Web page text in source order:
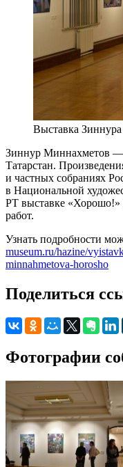
Выставка
Зиннур Миннахметов —
Татарстан.
и частных собраниях
в Национальной
РТ выставке «Хорошо!»
работ.
Узнать подробности
museum.ru/hazine/
minnahmetova-horosho
Поделиться
Фотографии